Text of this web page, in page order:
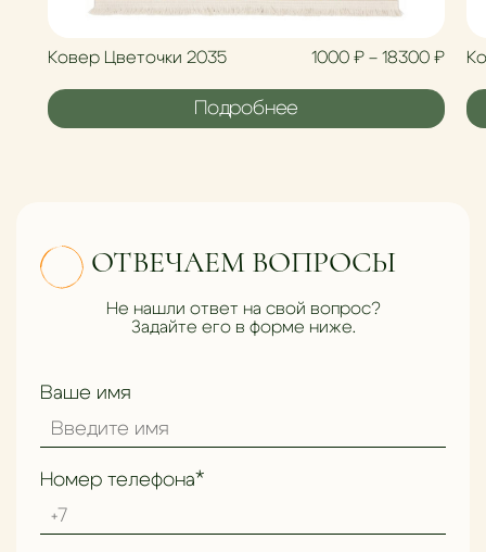
Ковер Цветочки 2035 1000₽ – 18300₽
Подробнее
ОТВЕЧАЕМ ВОПРОСЫ
Не нашли ответ на свой вопрос?
Задайте его в форме ниже.
Ваше имя
Номер телефона*